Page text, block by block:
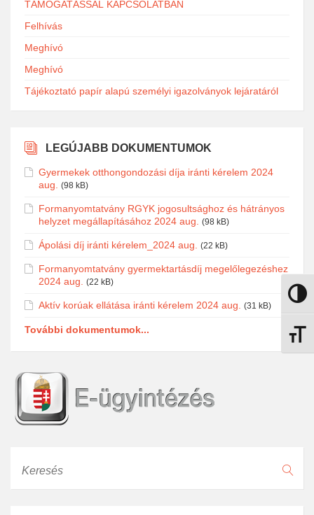
Nagy
TÁMOGATÁSSAL KAPCSOLATBAN
Felhívás
Meghívó
Meghívó
Tájékoztató papír alapú személyi igazolványok lejáratáról
LEGÚJABB DOKUMENTUMOK
Gyermekek otthongondozási díja iránti kérelem 2024
aug.
(98 kB)
Formanyomtatvány RGYK jogosultsághoz és hátrányos
helyzet megállapításához 2024 aug.
(98 kB)
Ápolási díj iránti kérelem_2024 aug. (22 kB)
Formanyomtatvány gyermektartásdíj megelőlegezéshez
2024 aug.
(22 kB)
Aktív korúak ellátása iránti kérelem 2024 aug. (31 kB)
További dokumentumok...